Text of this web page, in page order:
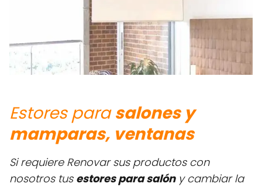
Estores parasalones y
mamparas, ventanas
Si requiere Renovar sus productos con
nosotros tus estores para salóny cambiar la